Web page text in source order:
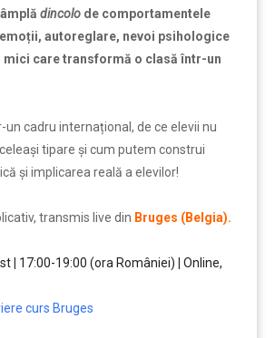
dincolo de comportamentele
autoreglare, nevoi psihologice
mici care transformă o clasă într-un
un cadru internațional, de ce elevii nu
tipare și cum putem construi
și implicarea reală a elevilor!
transmis live din Bruges (Belgia).
17:00-19:00 (ora României)
Online,
curs Bruges